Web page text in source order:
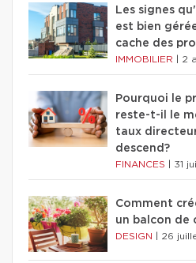
Les signes
est bien
cache des
IMMOBILIER 2
Pourquoi le
reste-t-il le
taux
descend?
FINANCES 31
Comment
un balcon de
DESIGN 26